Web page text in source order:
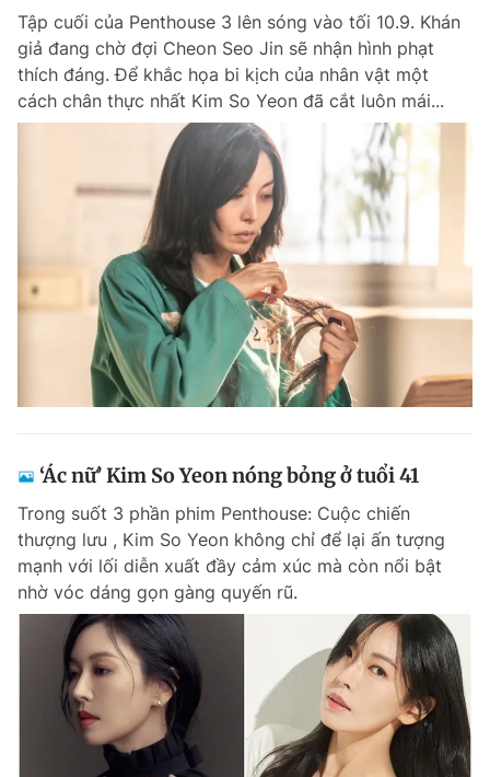
Tập cuối của Penthouse 3 lên sóng vào tối 10.9. Khán
giả đang chờ đợi Cheon Seo Jin sẽ nhận hình phạt
thích đáng. Để khắc họa bi kịch của nhân vật một
cách chân thực nhất Kim So Yeon đã cắt luôn mái...
‘Ác nữ’ Kim So Yeon nóng bỏng ở tuổi 41
Trong suốt 3 phần phim Penthouse: Cuộc chiến
thượng lưu , Kim So Yeon không chỉ để lại ấn tượng
mạnh với lối diễn xuất đầy cảm xúc mà còn nổi bật
nhờ vóc dáng gọn gàng quyến rũ.